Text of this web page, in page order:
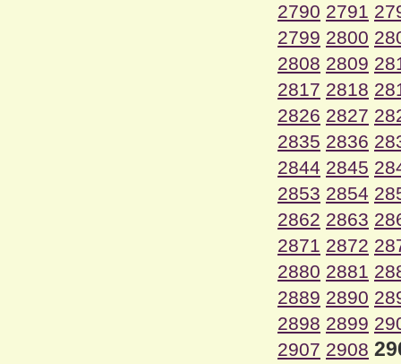
2790 2791
2799 2800
2808 2809
2817 2818
2826 2827
2835 2836
2844 2845
2853 2854
2862 2863
2871 2872
2880 2881
2889 2890
2898 2899
2907 2908